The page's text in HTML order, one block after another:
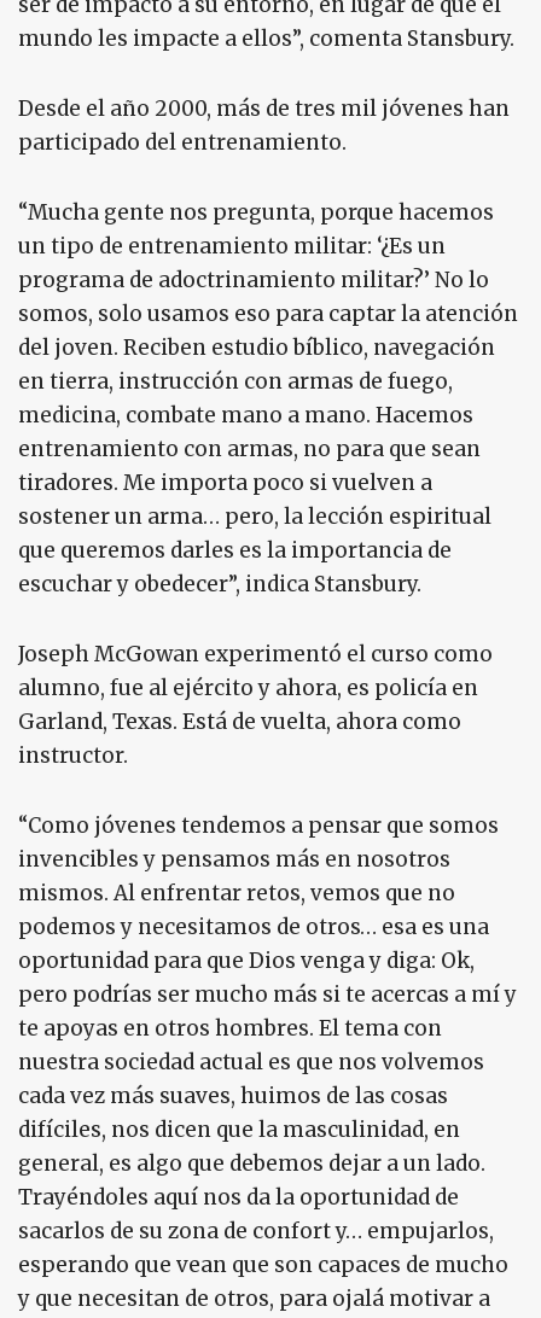
mundo les impacte a ellos”, comenta Stansbury.
Desde el año 2000, más de tres mil jóvenes han
participado del entrenamiento.
“Mucha gente nos pregunta, porque hacemos
un tipo de entrenamiento militar: ‘¿Es un
programa de adoctrinamiento militar?’ No lo
somos, solo usamos eso para captar la atención
del joven. Reciben estudio bíblico, navegación
en tierra, instrucción con armas de fuego,
medicina, combate mano a mano. Hacemos
entrenamiento con armas, no para que sean
tiradores. Me importa poco si vuelven a
sostener un arma… pero, la lección espiritual
que queremos darles es la importancia de
escuchar y obedecer”, indica Stansbury.
Joseph McGowan experimentó el curso como
alumno, fue al ejército y ahora, es policía en
Garland, Texas. Está de vuelta, ahora como
instructor.
“Como jóvenes tendemos a pensar que somos
invencibles y pensamos más en nosotros
mismos. Al enfrentar retos, vemos que no
podemos y necesitamos de otros… esa es una
oportunidad para que Dios venga y diga: Ok,
pero podrías ser mucho más si te acercas a mí y
te apoyas en otros hombres. El tema con
nuestra sociedad actual es que nos volvemos
cada vez más suaves, huimos de las cosas
difíciles, nos dicen que la masculinidad, en
general, es algo que debemos dejar a un lado.
Trayéndoles aquí nos da la oportunidad de
sacarlos de su zona de confort y… empujarlos,
esperando que vean que son capaces de mucho
y que necesitan de otros, para ojalá motivar a